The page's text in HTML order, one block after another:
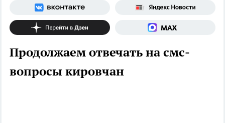
Продолжаем отвечать на смс-
вопросы кировчан